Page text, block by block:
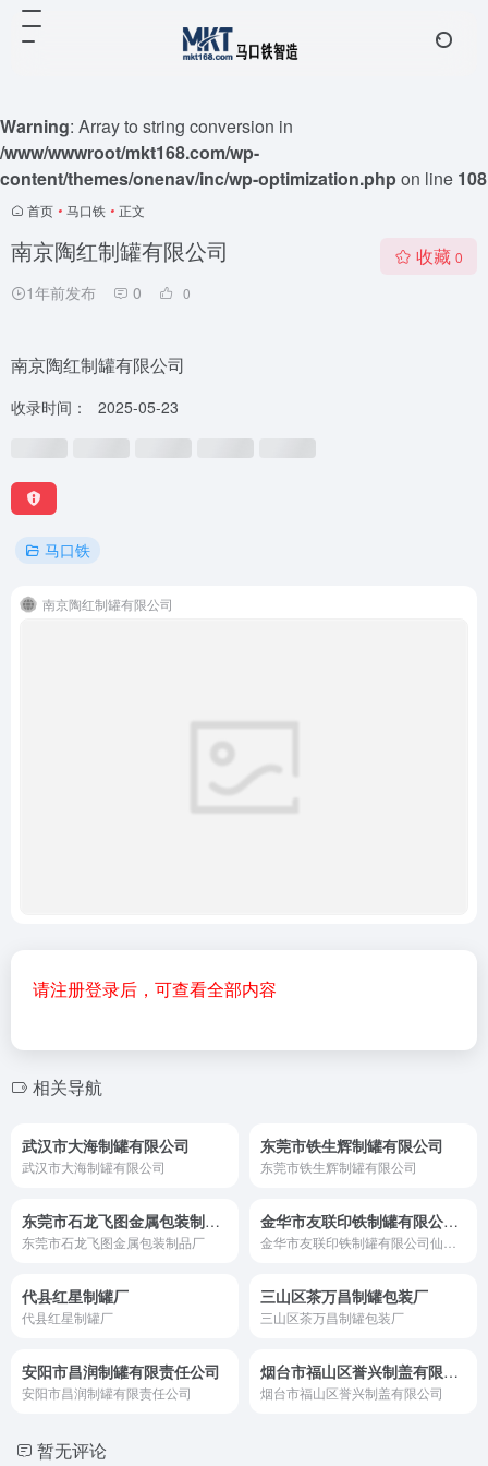
Warning: Array to string conversion in
/www/wwwroot/mkt168.com/wp-
content/themes/onenav/inc/wp-optimization.phpon line 108
首页 • 马口铁 • 正文
南京陶红制罐有限公司
1年前发布 0 0
收藏 0
南京陶红制罐有限公司
收录时间： 2025-05-23
马口铁
南京陶红制罐有限公司
请注册登录后，可查看全部内容
相关导航
武汉市大海制罐有限公司
武汉市大海制罐有限公司
东莞市铁生辉制罐有限公司
东莞市铁生辉制罐有限公司
东莞市石龙飞图金属包装制品厂
东莞市石龙飞图金属包装制品厂
金华市友联印铁制罐有限公司仙桥分公司
代县红星制罐厂
代县红星制罐厂
三山区茶万昌制罐包装厂
三山区茶万昌制罐包装厂
安阳市昌润制罐有限责任公司
安阳市昌润制罐有限责任公司
烟台市福山区誉兴制盖有限公司
烟台市福山区誉兴制盖有限公司
暂无评论